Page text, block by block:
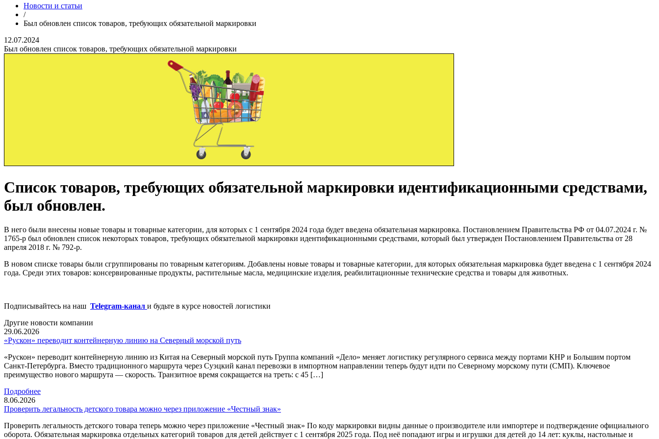
Новости и статьи
/
Был обновлен список товаров, требующих обязательной маркировки
12.07.2024
Был обновлен список товаров, требующих обязательной маркировки
Список товаров, требующих обязательной маркировки идентификационными средствами,
был обновлен.
В него были внесены новые товары и товарные категории, для которых с 1 сентября 2024 года будет введена обязательная маркировка. Постановлением Правительства РФ от 04.07.2024 г. №
1765-р был обновлен список некоторых товаров, требующих обязательной маркировки идентификационными средствами, который был утвержден Постановлением Правительства от 28
апреля 2018 г. № 792-р.
В новом списке товары были сгруппированы по товарным категориям. Добавлены новые товары и товарные категории, для которых обязательная маркировка будет введена с 1 сентября 2024
года. Среди этих товаров: консервированные продукты, растительные масла, медицинские изделия, реабилитационные технические средства и товары для животных.
Подписывайтесь на наш Telegram-канал и будьте в курсе новостей логистики
Другие новости компании
29.06.2026
«Рускон» переводит контейнерную линию на Северный морской путь
«Рускон» переводит контейнерную линию из Китая на Северный морской путь Группа компаний «Дело» меняет логистику регулярного сервиса между портами КНР и Большим портом
Санкт-Петербурга. Вместо традиционного маршрута через Суэцкий канал перевозки в импортном направлении теперь будут идти по Северному морскому пути (СМП). Ключевое
преимущество нового маршрута — скорость. Транзитное время сокращается на треть: с 45 […]
Подробнее
8.06.2026
Проверить легальность детского товара можно через приложение «Честный знак»
Проверить легальность детского товара теперь можно через приложение «Честный знак» По коду маркировки видны данные о производителе или импортере и подтверждение официального
оборота. Обязательная маркировка отдельных категорий товаров для детей действует с 1 сентября 2025 года. Под неё попадают игры и игрушки для детей до 14 лет: куклы, настольные и